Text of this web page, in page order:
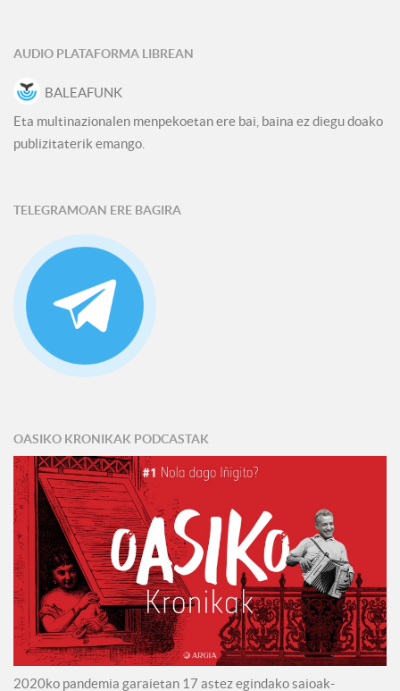
AUDIO PLATAFORMA LIBREAN
BALEAFUNK
Eta multinazionalen menpekoetan ere bai, baina ez diegu doako
publizitaterik emango.
TELEGRAMOAN ERE BAGIRA
OASIKO KRONIKAK PODCASTAK
2020ko pandemia garaietan 17 astez egindako saioak-